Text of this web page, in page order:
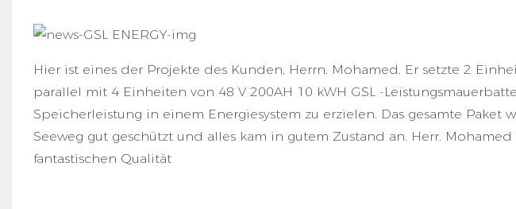
Hier ist eines der Projekte des Kunden, Herrn. Mohamed. Er setzte 2
parallel mit 4 Einheiten von 48 V 200AH 10 kWH GSL -
Speicherleistung in einem Energiesystem zu erzielen. Das gesamte Paket
Seeweg gut geschützt und alles kam in gutem Zustand an. Herr.
fantastischen Qualität